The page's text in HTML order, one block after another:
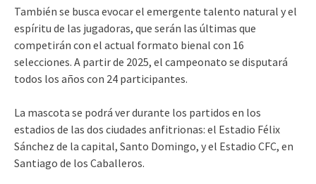
También se busca evocar el emergente talento natural y el
espíritu de las jugadoras, que serán las últimas que
competirán con el actual formato bienal con 16
selecciones. A partir de 2025, el campeonato se disputará
todos los años con 24 participantes.
La mascota se podrá ver durante los partidos en los
estadios de las dos ciudades anfitrionas: el Estadio Félix
Sánchez de la capital, Santo Domingo, y el Estadio CFC, en
Santiago de los Caballeros.